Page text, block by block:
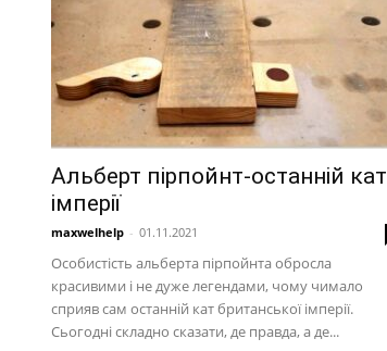
Альберт пірпойнт-останній кат
імперії
maxwelhelp - 01.11.2021
Особистість альберта пірпойнта обросла
красивими і не дуже легендами, чому чимало
сприяв сам останній кат британської імперії.
Сьогодні складно сказати, де правда, а де...